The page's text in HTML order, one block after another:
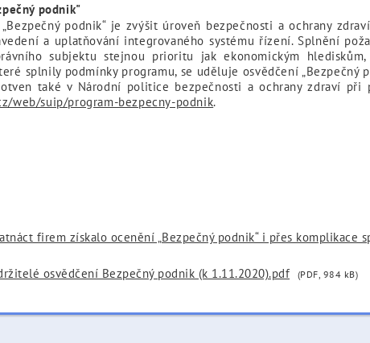
podnik"
podnik“ je zvýšit úroveň bezpečnosti a ochrany
a uplatňování integrovaného systému řízení. Splnění
subjektu stejnou prioritu jak ekonomickým
splnily podmínky programu, se uděluje osvědčení „Bezpečný
také v Národní politice bezpečnosti a ochrany zdraví při
web/suip/program-bezpecny-podnik.
firem získalo ocenění „Bezpečný podnik“ i přes komplikace
osvědčení Bezpečný podnik (k 1.11.2020).pdf (PDF, 984 kB)